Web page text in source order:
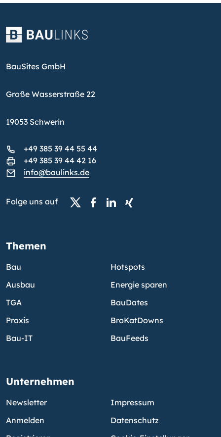
BauSites GmbH
Große Wasserstraße 22
19053 Schwerin
+49 385 39 44 55 44
+49 385 39 44 42 16
info@baulinks.de
Folge uns auf
Themen
Bau
Ausbau
TGA
Praxis
Bau-IT
Hotspots
Energie sparen
BauDates
BroKatDowns
BauFeeds
Unternehmen
Newsletter
Anmelden
Impressum
Datenschutz